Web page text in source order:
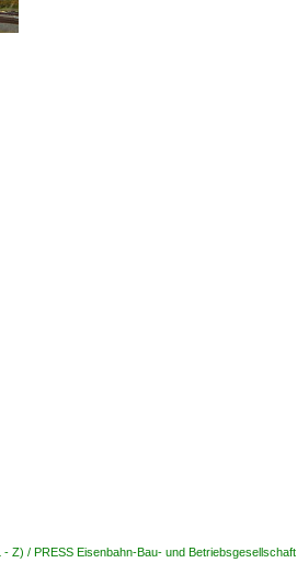
Z) / PRESS Eisenbahn-Bau- und Betriebsgesellschaft